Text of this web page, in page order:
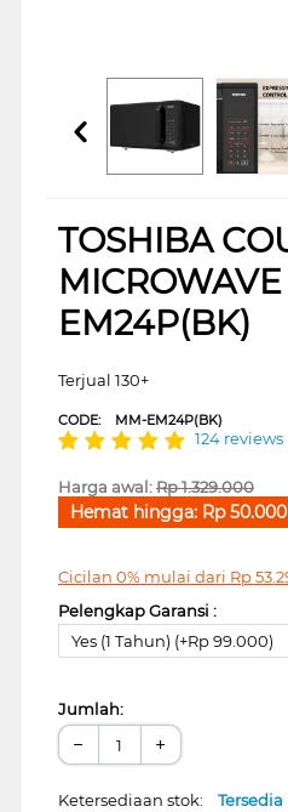
TOSHIBA
EM24P(BK)
Terjual 130+
CODE: MM-EM24P(BK)
124 reviews
Harga awal:Rp1.329.000
Hemat hingga: Rp50.000
Cicilan 0% mulai dari Rp
Pelengkap Garansi :
Yes (1 Tahun) (+Rp 99.000)
Jumlah:
− +
Ketersediaan stok: Tersedia